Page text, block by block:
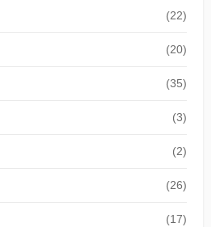
(22)
(20)
(35)
(3)
(2)
(26)
(17)